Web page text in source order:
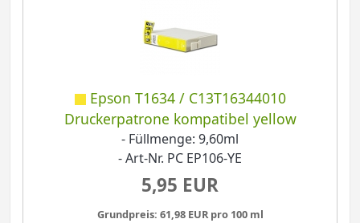
Epson T1634 / C13T16344010
Druckerpatrone kompatibel yellow
- Füllmenge: 9,60ml
- Art-Nr. PC EP106-YE
5,95 EUR
Grundpreis: 61,98 EUR pro 100 ml